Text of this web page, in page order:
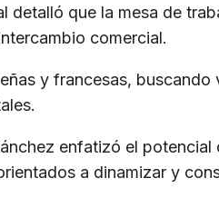
detalló que la mesa de
comercial.
y francesas, buscando
enfatizó el
a dinamizar y